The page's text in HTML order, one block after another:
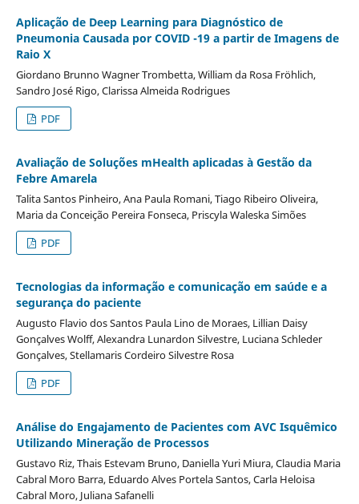
Aplicação de Deep Learning para Diagnóstico de
Pneumonia Causada por COVID -19 a partir de Imagens de
Raio X
Giordano Brunno Wagner Trombetta, William da Rosa Fröhlich,
Sandro José Rigo, Clarissa Almeida Rodrigues
PDF
Avaliação de Soluções mHealth aplicadas à Gestão da
Febre Amarela
Talita Santos Pinheiro, Ana Paula Romani, Tiago Ribeiro Oliveira,
Maria da Conceição Pereira Fonseca, Priscyla Waleska Simões
PDF
Tecnologias da informação e comunicação em saúde e a
segurança do paciente
Augusto Flavio dos Santos Paula Lino de Moraes, Lillian Daisy
Gonçalves Wolff, Alexandra Lunardon Silvestre, Luciana Schleder
Gonçalves, Stellamaris Cordeiro Silvestre Rosa
PDF
Análise do Engajamento de Pacientes com AVC Isquêmico
Utilizando Mineração de Processos
Gustavo Riz, Thais Estevam Bruno, Daniella Yuri Miura, Claudia Maria
Cabral Moro Barra, Eduardo Alves Portela Santos, Carla Heloisa
Cabral Moro, Juliana Safanelli